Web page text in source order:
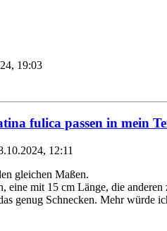
19:03
fulica passen in mein
12:11
gleichen Maßen.
eine mit 15 cm Länge, die anderen
genug Schnecken. Mehr würde